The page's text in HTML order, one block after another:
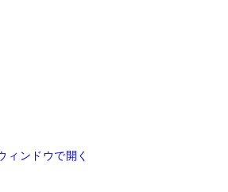
ィンドウで開く